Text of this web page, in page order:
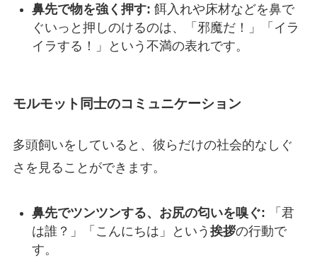
鼻先で物を強く押す: 餌入れや床材などを鼻で
ぐいっと押しのけるのは、「邪魔だ！」「イラ
イラする！」という不満の表れです。
モルモット同士のコミュニケーション
多頭飼いをしていると、彼らだけの社会的なしぐ
さを見ることができます。
鼻先でツンツンする、お尻の匂いを嗅ぐ: 「君
は誰？」「こんにちは」という 挨拶の行動で
す。